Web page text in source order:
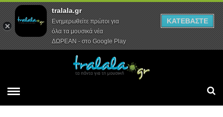
Αρχική Συνεντεύξεις Ρεπορτάζ
tralala.gr
Ενημερωθείτε πρώτοι για
όλα τα μουσικά νέα
ΔΩΡΕΑΝ - στο Google Play
ΚΑΤΕΒΑΣΤΕ